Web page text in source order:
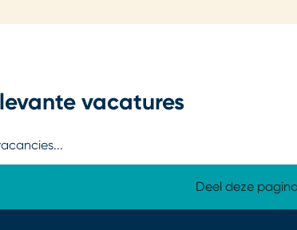
vacatures
Deel deze pagina